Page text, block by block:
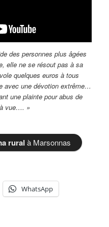
des personnes plus âgées
elle ne se résout pas à sa
quelques euros à tous
avec une dévotion extrême…
une plainte pour abus de
vue…. »
rural à Marsonnas
WhatsApp